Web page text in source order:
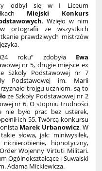
odbył się w I Liceum
Miejski Konkurs
. Wzięło w nim
ortografii ze wszystkich
prawdziwych mistrzów
roku” zdobyła Ewa
nr 5, drugie miejsce ex
Szkoły Podstawowej nr 7
Podstawowej im. Marii
trojgu uczniom, są to
ze Szkoły Podstawowej nr 2
nr 6. O stopniu trudności
nie było prac bez usterek,
ich 55. Twórcą konkursu
Marek Urbanowicz. W
słowa, jak: miniwysiłek,
nicnierobienie, hipnotyczny,
Wojenny Virtuti Militari.
Ogólnokształcące i Suwalski
Adama Mickiewicza.